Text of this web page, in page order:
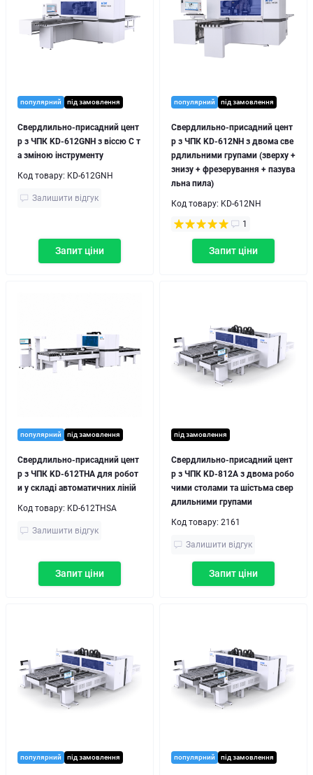
популярний під замовлення
Свердлильно-присадний цент
р з ЧПК KD-612GNH з віссю C т
а зміною інструменту
Код товару: KD-612GNH
Залишити відгук
Запит ціни
популярний під замовлення
Свердлильно-присадний цент
р з ЧПК KD-612NH з двома све
рдлильними групами (зверху +
знизу + фрезерування + пазува
льна пила)
Код товару: KD-612NH
1
Запит ціни
популярний під замовлення
Свердлильно-присадний цент
р з ЧПК KD-612THA для робот
и у складі автоматичних ліній
Код товару: KD-612THSA
Залишити відгук
Запит ціни
під замовлення
Свердлильно-присадний цент
р з ЧПК KD-812A з двома робо
чими столами та шістьма свер
длильними групами
Код товару: 2161
Залишити відгук
Запит ціни
популярний під замовлення популярний під замовлення